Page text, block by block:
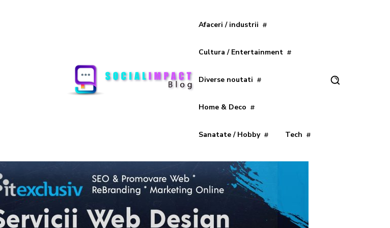
Afaceri / industrii
Cultura / Entertainment
Diverse noutati
Home & Deco
Sanatate / Hobby Tech